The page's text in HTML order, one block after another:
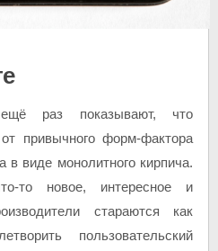
раз показывают, что
привычного форм-фактора
в виде монолитного кирпича.
то новое, интересное и
стараются как
пользовательский